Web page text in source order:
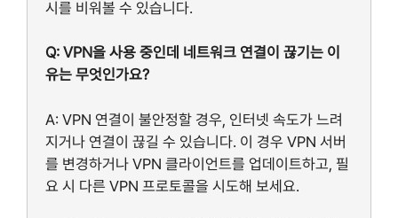
시를 비워볼 수 있습니다.
Q: VPN을 사용 중인데 네트워크 연결이 끊기는 이
유는 무엇인가요?
A: VPN 연결이 불안정할 경우, 인터넷 속도가 느려
지거나 연결이 끊길 수 있습니다. 이 경우 VPN 서버
를 변경하거나 VPN 클라이언트를 업데이트하고, 필
요 시 다른 VPN 프로토콜을 시도해 보세요.